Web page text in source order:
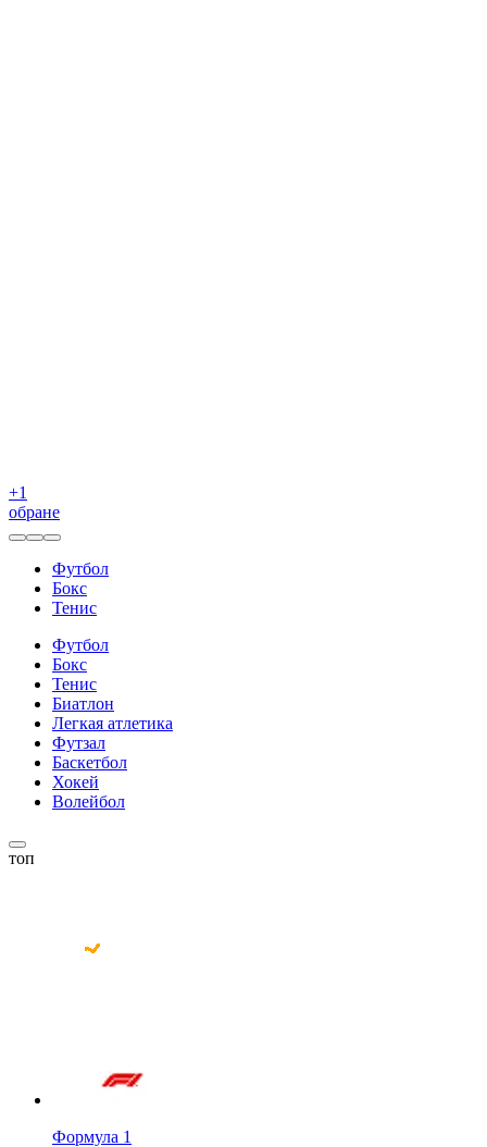
+1
обране
Футбол
Бокс
Тенис
Футбол
Бокс
Тенис
Биатлон
Легкая атлетика
Футзал
Баскетбол
Хокей
Волейбол
топ
Формула 1